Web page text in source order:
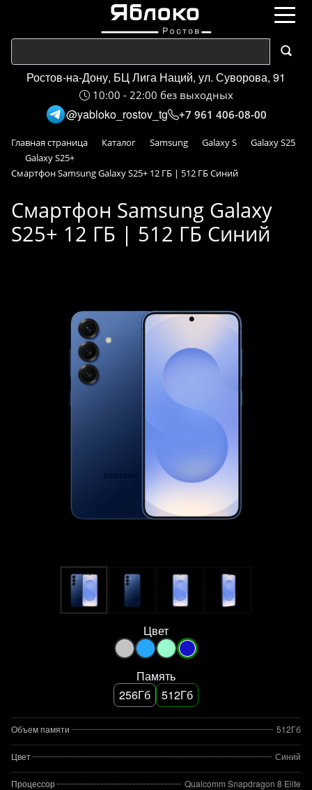
Ростов-на-Дону, БЦ Лига Наций, ул. Суворова, 91
10:00 - 22:00 без выходных
@yabloko_rostov_tg +7 961 406-08-00
Главная страница Каталог Samsung Galaxy S
Galaxy S25
Galaxy S25+
Смартфон Samsung Galaxy S25+ 12 ГБ | 512 ГБ Синий
Смартфон Samsung Galaxy
S25+ 12 ГБ | 512 ГБ Синий
Цвет
Память
256Гб
512Гб
Объем памяти 512Гб
Цвет Синий
Процессор Qualcomm Snapdragon 8 Elite